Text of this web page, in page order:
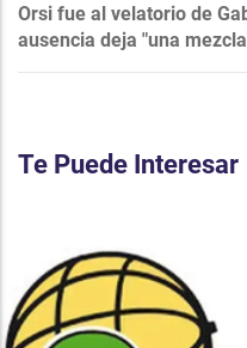
Orsi fue al velatorio de
ausencia deja "una
Te Puede Interesar